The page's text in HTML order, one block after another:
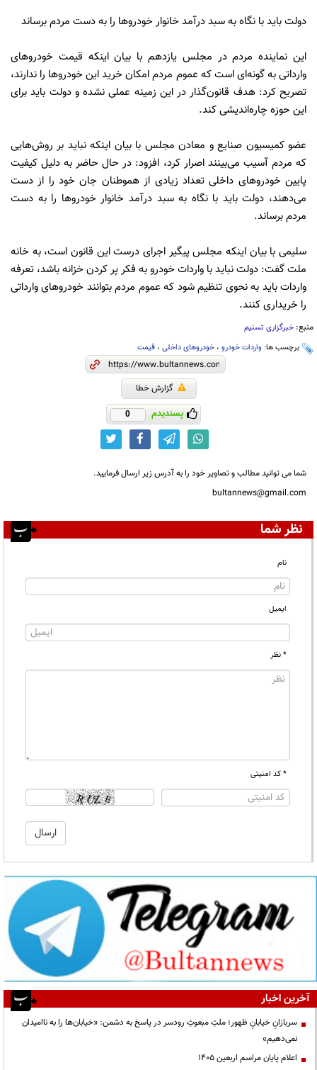
دولت باید با نگاه به سبد درآمد خانوار خودروها را به دست مردم برساند
این نماینده مردم در مجلس یازدهم با بیان اینکه قیمت خودروهای
وارداتی به گونه‌ای است که عموم مردم امکان خرید این خودروها را ندارند،
تصریح کرد: هدف قانون‌گذار در این زمینه عملی نشده و دولت باید برای
این حوزه چاره‌اندیشی کند.
عضو کمیسیون صنایع و معادن مجلس با بیان اینکه نباید بر روش‌هایی
که مردم آسیب می‌بینند اصرار کرد، افزود: در حال حاضر به دلیل کیفیت
پایین خودروهای داخلی تعداد زیادی از هموطنان جان خود را از دست
می‌دهند، دولت باید با نگاه به سبد درآمد خانوار خودروها را به دست
مردم برساند.
سلیمی با بیان اینکه مجلس پیگیر اجرای درست این قانون است، به خانه
ملت گفت: دولت نباید با واردات خودرو به فکر پر کردن خزانه باشد، تعرفه
واردات باید به نحوی تنظیم شود که عموم مردم بتوانند خودروهای وارداتی
را خریداری کنند.
منبع: خبرگزاری تسنیم
برچسب ها: واردات خودرو ، خودروهای داخلی ، قیمت
گزارش خطا
پسندیدم 0
شما می توانید مطالب و تصاویر خود را به آدرس زیر ارسال فرمایید.
bultannews@gmail.com
نظر شما
نام
ایمیل
* نظر
* کد امنیتی
آخرین اخبار
سربازانِ خیابانِ ظهور؛ ملتِ مبعوثِ رودسر در پاسخ به دشمن: «خیابان‌ها را به ناامیدان
نمی‌دهیم»
اعلام پایان مراسم اربعین ۱۴۰۵